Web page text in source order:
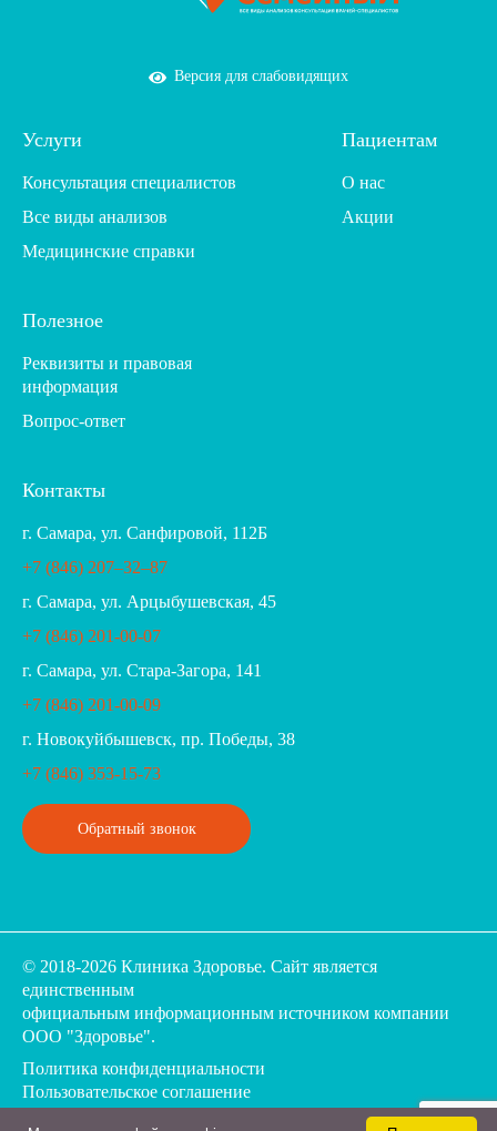
Версия для слабовидящих
Услуги
Консультация специалистов
Все виды анализов
Медицинские справки
Пациентам
О нас
Акции
Полезное
Реквизиты и правовая
информация
Вопрос-ответ
Контакты
г. Самара, ул. Санфировой, 112Б
+7 (846) 207‒32‒87
г. Самара, ул. Арцыбушевская, 45
+7 (846) 201-00-07
г. Самара, ул. Стара-Загора, 141
+7 (846) 201-00-09
г. Новокуйбышевск, пр. Победы, 38
+7 (846) 353-15-73
Обратный звонок
© 2018-2026 Клиника Здоровье. Cайт является
единственным
официальным информационным источником компании
ООО "Здоровье".
Политика конфиденциальности
Пользовательское соглашение